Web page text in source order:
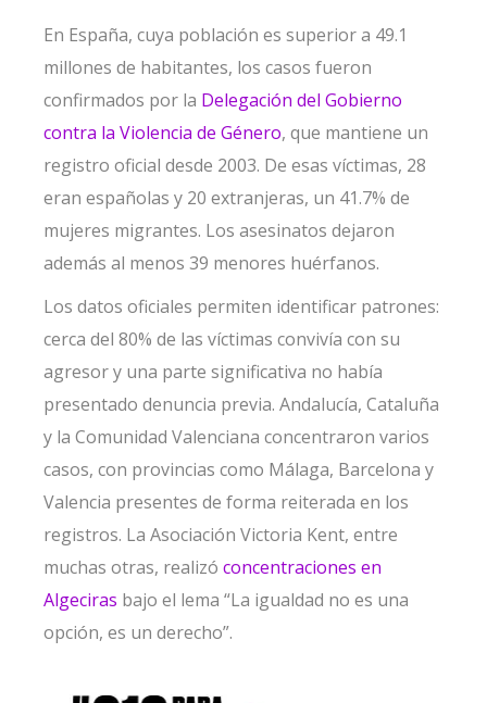
En España, cuya población es superior a 49.1
millones de habitantes, los casos fueron
confirmados por la Delegación del Gobierno
contra la Violencia de Género, que mantiene un
registro oficial desde 2003. De esas víctimas, 28
eran españolas y 20 extranjeras, un 41.7% de
mujeres migrantes. Los asesinatos dejaron
además al menos 39 menores huérfanos.
Los datos oficiales permiten identificar patrones:
cerca del 80% de las víctimas convivía con su
agresor y una parte significativa no había
presentado denuncia previa. Andalucía, Cataluña
y la Comunidad Valenciana concentraron varios
casos, con provincias como Málaga, Barcelona y
Valencia presentes de forma reiterada en los
registros. La Asociación Victoria Kent, entre
muchas otras, realizóconcentraciones en
Algeciras bajo el lema “La igualdad no es una
opción, es un derecho”.